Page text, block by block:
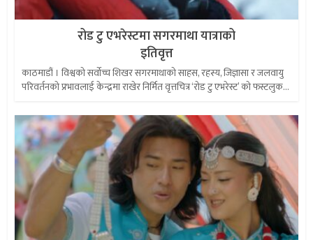
रोड टु एभरेस्टमा सगरमाथा यात्राको
इतिवृत्त
काठमाडौं । विश्वको सर्वोच्च शिखर सगरमाथाको साहस, रहस्य, जिज्ञासा र जलवायु
परिवर्तनको प्रभावलाई केन्द्रमा राखेर निर्मित वृत्तचित्र ‘रोड टु एभरेस्ट’ को फस्टलुक...